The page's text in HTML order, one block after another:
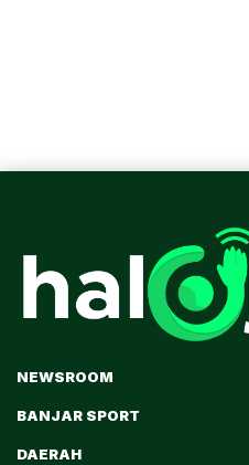
NEWSROOM
BANJAR SPORT
DAERAH